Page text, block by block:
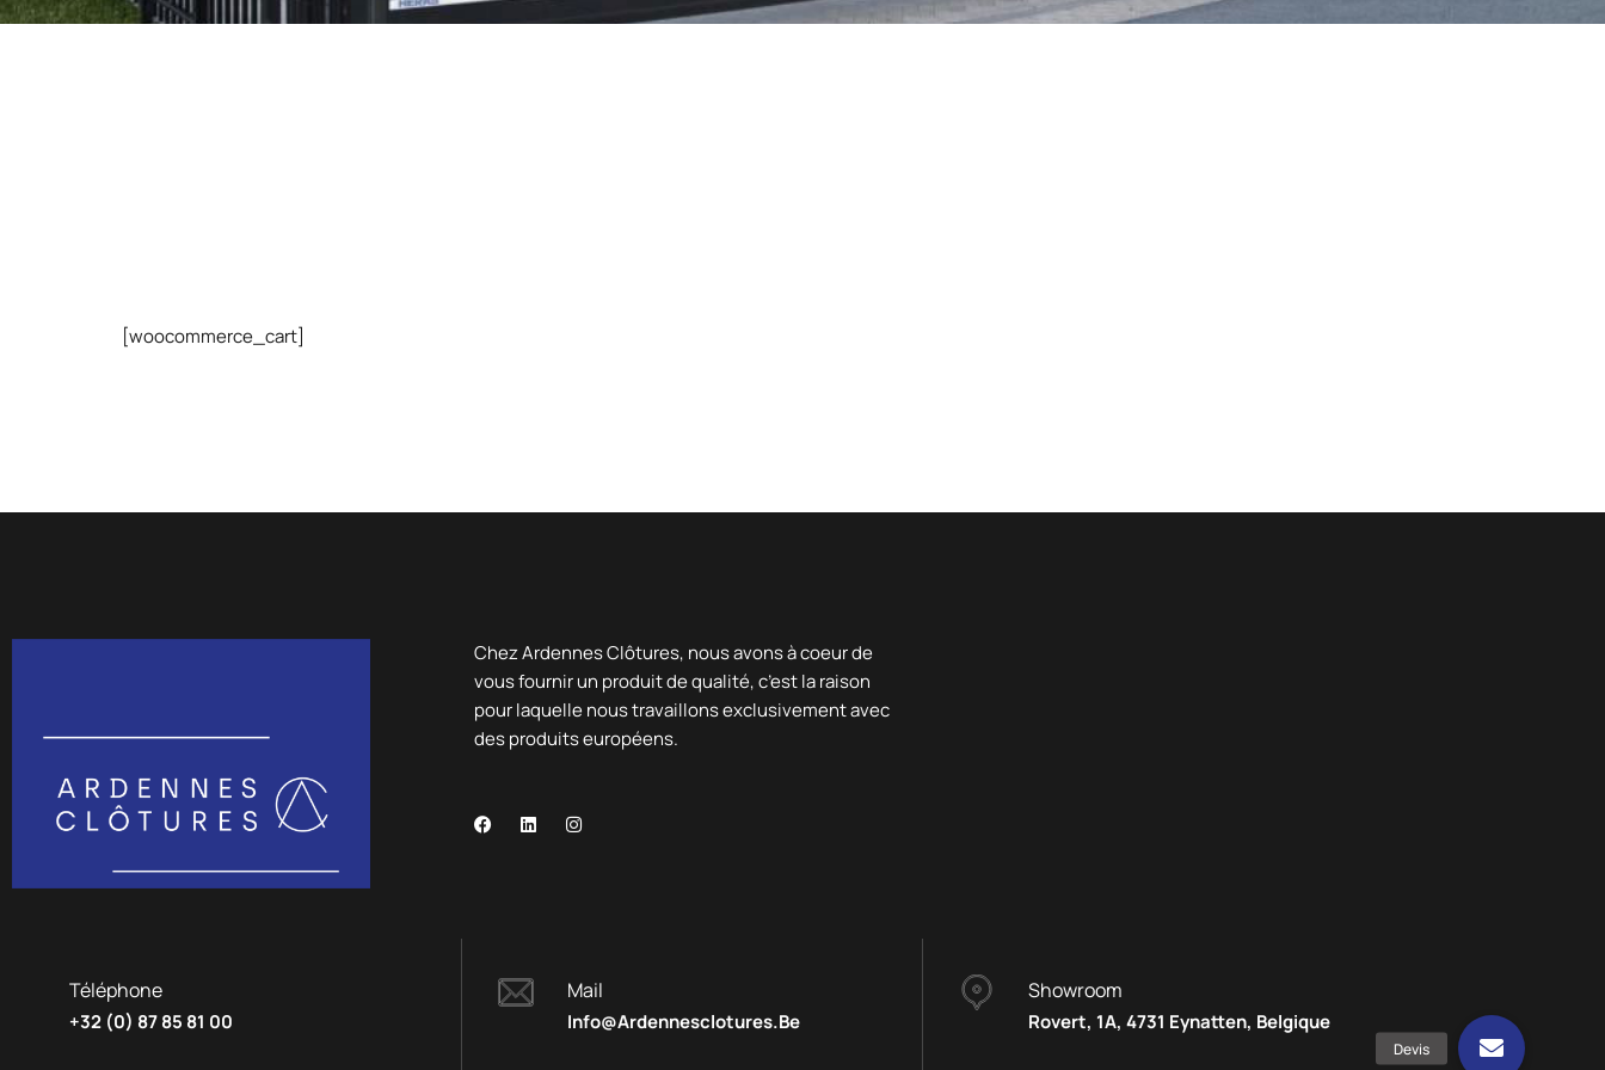
[woocommerce_cart]
Chez Ardennes Clôtures, nous avons à coeur de
vous fournir un produit de qualité, c’est la raison
pour laquelle nous travaillons exclusivement avec
des produits européens.
Téléphone
+32 (0) 87 85 81 00
Mail
Info@ardennesclotures.be
Showroom
Rovert, 1A, 4731 Eynatten, Belgique